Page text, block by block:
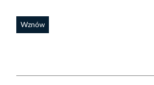
Wznów